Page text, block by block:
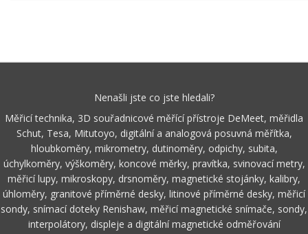
Nenašli jste co jste hledali?
Měřicí technika, 3D souřadnicové měřící přístroje DeMeet, měřidla
Schut, Tesa, Mitutoyo, digitální a analogová posuvná měřítka,
hloubkoměry, mikrometry, dutinoměry, odpichy, subita,
úchylkoměry, výškoměry, koncové měrky, pravítka, svinovací metry,
měřicí lupy, mikroskopy, drsnoměry, magnetické stojánky, kalibry,
úhloměry, granitové příměrné desky, litinové příměrné desky, měřicí
sondy, snímací doteky Renishaw, měřicí magnetické snímače, sondy,
interpolátory, displeje a digitální magnetické odměřování